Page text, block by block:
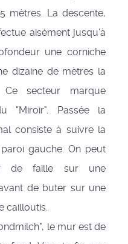
mètres. La descente,
aisément jusqu'à
une corniche
dizaine de mètres la
secteur marque
"Miroir". Passée la
consiste à suivre la
gauche. On peut
de faille sur une
de buter sur une
cailloutis.
le mur est de